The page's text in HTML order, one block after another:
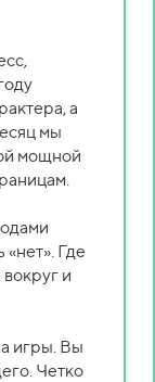
а
мы
мощной
«нет». Где
и
игры. Вы
Четко